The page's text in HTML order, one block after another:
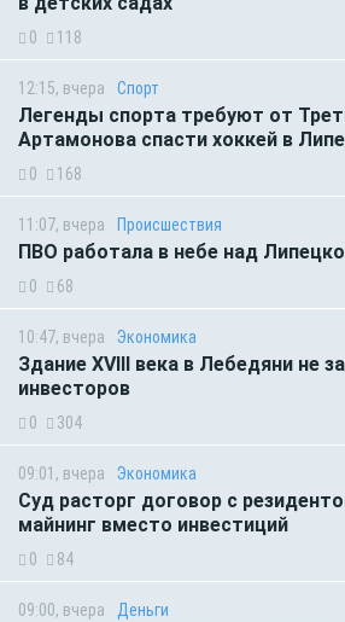
0 118
12:15, вчера Спорт
Легенды спорта требуют от
Артамонова спасти хоккей в
0 168
11:07, вчера Происшествия
ПВО работала в небе над
0 68
10:47, вчера Экономика
Здание XVIII века в Лебедяни не
инвесторов
0 304
09:01, вчера Экономика
Суд расторг договор с
майнинг вместо инвестиций
0 84
09:00, вчера Деньги